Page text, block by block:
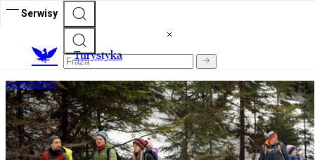
Serwisy
Turystyka
APARTAMENTY
Polacy wcześnie zaplanowali wyjazdy na
święta. „Szczyt rezerwacji przypadł na
jesień”